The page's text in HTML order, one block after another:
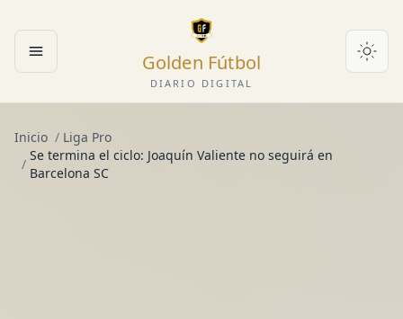
Abrir menú Golden Fútbol
DIARIO DIGITAL
Inicio / Liga Pro
/
Se termina el ciclo: Joaquín Valiente no seguirá en
Barcelona SC